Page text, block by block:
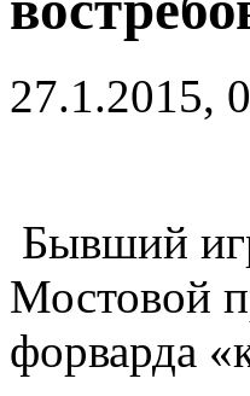
27.1.2015,
Бывший
Мостовой
форварда